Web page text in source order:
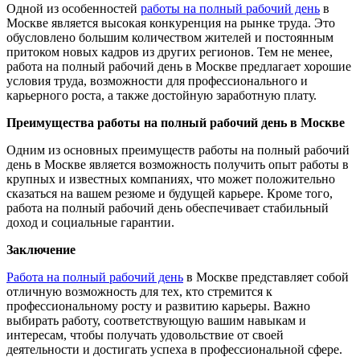
Одной из особенностей работы на полный рабочий день в
Москве является высокая конкуренция на рынке труда. Это
обусловлено большим количеством жителей и постоянным
притоком новых кадров из других регионов. Тем не менее,
работа на полный рабочий день в Москве предлагает хорошие
условия труда, возможности для профессионального и
карьерного роста, а также достойную заработную плату.
Преимущества работы на полный рабочий день в Москве
Одним из основных преимуществ работы на полный рабочий
день в Москве является возможность получить опыт работы в
крупных и известных компаниях, что может положительно
сказаться на вашем резюме и будущей карьере. Кроме того,
работа на полный рабочий день обеспечивает стабильный
доход и социальные гарантии.
Заключение
Работа на полный рабочий день в Москве представляет собой
отличную возможность для тех, кто стремится к
профессиональному росту и развитию карьеры. Важно
выбирать работу, соответствующую вашим навыкам и
интересам, чтобы получать удовольствие от своей
деятельности и достигать успеха в профессиональной сфере.